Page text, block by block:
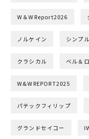
W＆WReport2026
ノルケイン シンプル
クラシカル ベル＆
W&WREPORT2025
パテックフィリップ
グランドセイコー